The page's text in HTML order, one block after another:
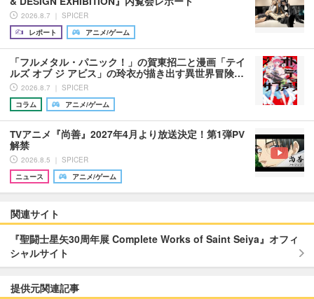
2026.8.7 ｜ SPICER
レポート
アニメ/ゲーム
「フルメタル・パニック！」の賀東招二と漫画「テイ
ルズ オブ ジ アビス」の玲衣が描き出す異世界冒険…
2026.8.7 ｜ SPICER
コラム
アニメ/ゲーム
TVアニメ『尚善』2027年4月より放送決定！第1弾PV
解禁
2026.8.5 ｜ SPICER
ニュース
アニメ/ゲーム
関連サイト
『聖闘士星矢30周年展 Complete Works of Saint Seiya』オフィ
シャルサイト
提供元関連記事